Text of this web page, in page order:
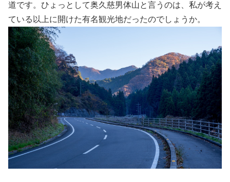
道です。ひょっとして奥久慈男体山と言うのは、私が考え
ている以上に開けた有名観光地だったのでしょうか。